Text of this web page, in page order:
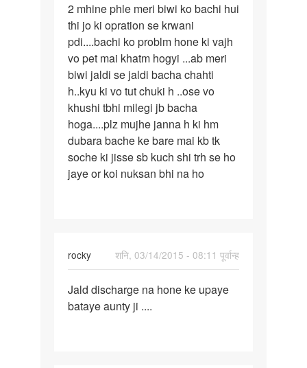
2
mhine
phle
meri
biwi
ko
2 mhine phle meri biwi ko bachi hui
thi jo ki opration se krwani
pdi....bachi ko problm hone ki vajh
vo pet mai khatm hogyi ...ab meri
biwi jaldi se jaldi bacha chahti
h..kyu ki vo tut chuki h ..ose vo
khushi tbhi milegi jb bacha
hoga....plz mujhe janna h ki hm
dubara bache ke bare mai kb tk
soche ki jisse sb kuch shi trh se ho
jaye or koi nuksan bhi na ho
rocky
शनि, 03/14/2015 - 08:11 पूर्वान्ह
Jald
discharge
Jald discharge na hone ke upaye
bataye aunty ji ....